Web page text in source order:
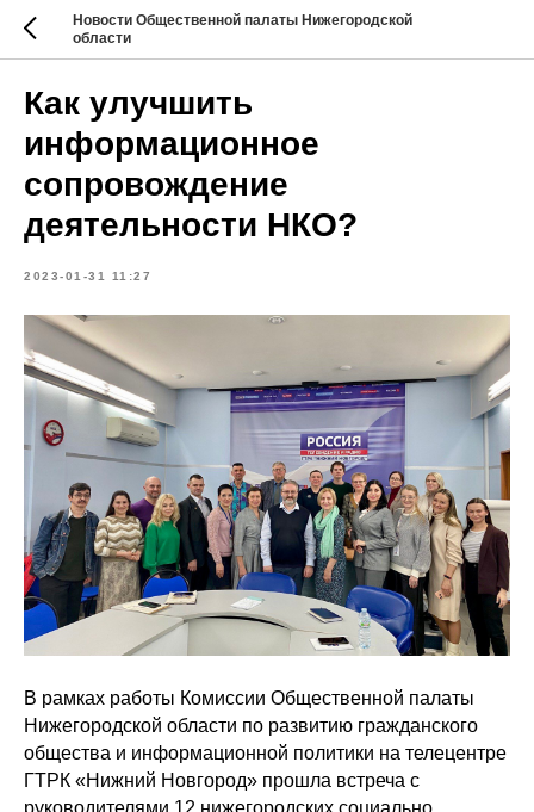
Новости Общественной палаты Нижегородской
области
Как улучшить
информационное
сопровождение
деятельности НКО?
2023-01-31 11:27
В рамках работы Комиссии Общественной палаты
Нижегородской области по развитию гражданского
общества и информационной политики на телецентре
ГТРК «Нижний Новгород» прошла встреча с
руководителями 12 нижегородских социально